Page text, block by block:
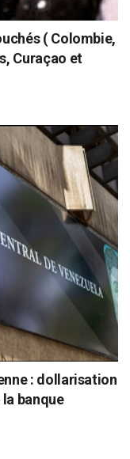
( Colombie,
Curaçao et
: dollarisation
banque